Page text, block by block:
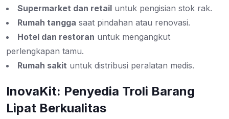
Supermarket dan retail untuk pengisian stok rak.
Rumah tangga saat pindahan atau renovasi.
Hotel dan restoran untuk mengangkut
perlengkapan tamu.
Rumah sakit untuk distribusi peralatan medis.
InovaKit: Penyedia Troli Barang
Lipat Berkualitas